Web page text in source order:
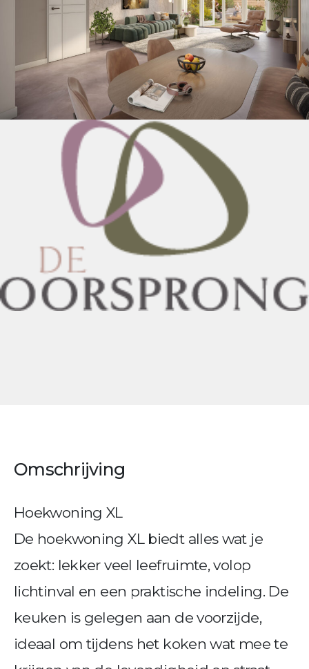
Omschrijving
Hoekwoning XL
De hoekwoning XL biedt alles wat je
zoekt: lekker veel leefruimte, volop
lichtinval en een praktische indeling. De
keuken is gelegen aan de voorzijde,
ideaal om tijdens het koken wat mee te